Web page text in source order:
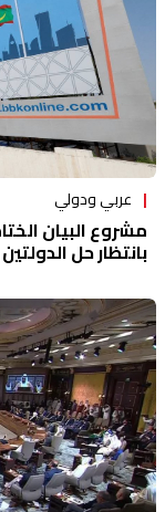
عربي ودولي
مشروع البيان
بانتظار حل الدولتين